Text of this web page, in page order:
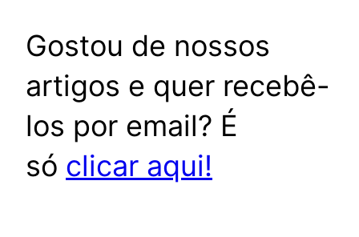
Gostou de nossos
artigos e quer recebê-
los por email? É
só clicar aqui!